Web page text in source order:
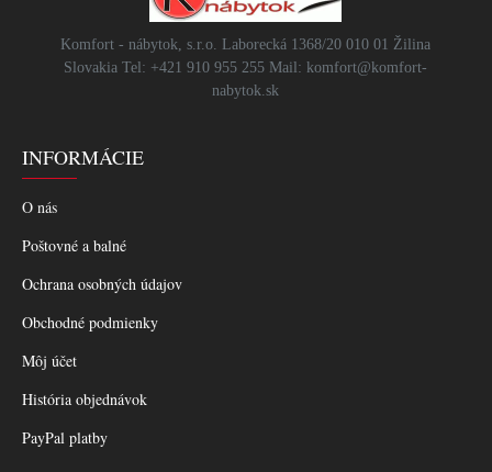
Komfort - nábytok, s.r.o. Laborecká 1368/20 010 01 Žilina
Slovakia Tel: +421 910 955 255 Mail: komfort@komfort-
nabytok.sk
INFORMÁCIE
O nás
Poštovné a balné
Ochrana osobných údajov
Obchodné podmienky
Môj účet
História objednávok
PayPal platby